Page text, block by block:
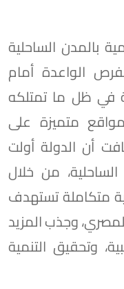
بالمدن الساحلية
الواعدة أمام
في ظل ما تمتلكه
متميزة على
أن الدولة أولت
الساحلية، من خلال
متكاملة تستهدف
وجذب المزيد
وتحقيق التنمية